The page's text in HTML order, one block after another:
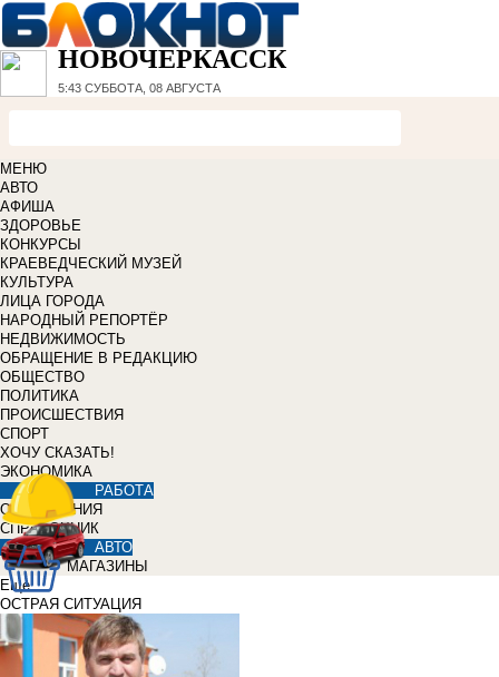
НОВОЧЕРКАССК
5:43 СУББОТА, 08 АВГУСТА
МЕНЮ
АВТО
АФИША
ЗДОРОВЬЕ
КОНКУРСЫ
КРАЕВЕДЧЕСКИЙ МУЗЕЙ
КУЛЬТУРА
ЛИЦА ГОРОДА
НАРОДНЫЙ РЕПОРТЁР
НЕДВИЖИМОСТЬ
ОБРАЩЕНИЕ В РЕДАКЦИЮ
ОБЩЕСТВО
ПОЛИТИКА
ПРОИСШЕСТВИЯ
СПОРТ
ХОЧУ СКАЗАТЬ!
ЭКОНОМИКА
РАБОТА
ОБЪЯВЛЕНИЯ
СПРАВОЧНИК
АВТО
МАГАЗИНЫ
Еще
ОСТРАЯ СИТУАЦИЯ